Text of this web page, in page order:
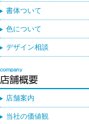
書体ついて
色について
デザイン相談
店舗案内
当社の価値観